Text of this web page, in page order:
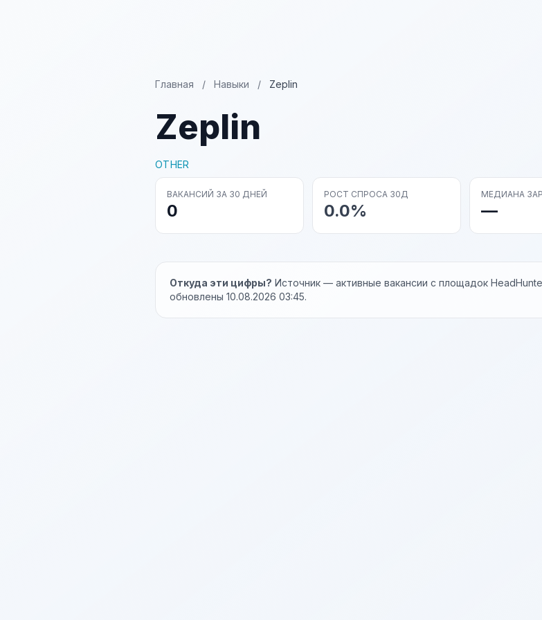
Главная / Навыки / Zeplin
Zeplin
OTHER
ВАКАНСИЙ ЗА 30 ДНЕЙ
0
РОСТ СПРОСА 30Д
0.0%
МЕДИАНА
—
Откуда эти цифры? Источник — активные вакансии с площадок
обновлены 10.08.2026 03:45.